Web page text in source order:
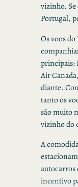
vizinho.
Portugal,
Os voos
principais:
Air
diante.
tanto os
são muito
vizinho do
A
autocarros
incentivo